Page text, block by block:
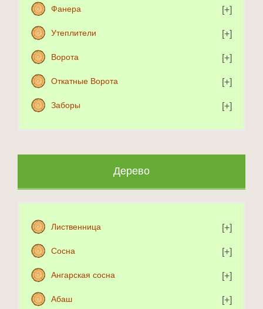
Фанера
Утеплители
Ворота
Откатные Ворота
Заборы
Дерево
Лиственница
Сосна
Ангарская сосна
Абаш